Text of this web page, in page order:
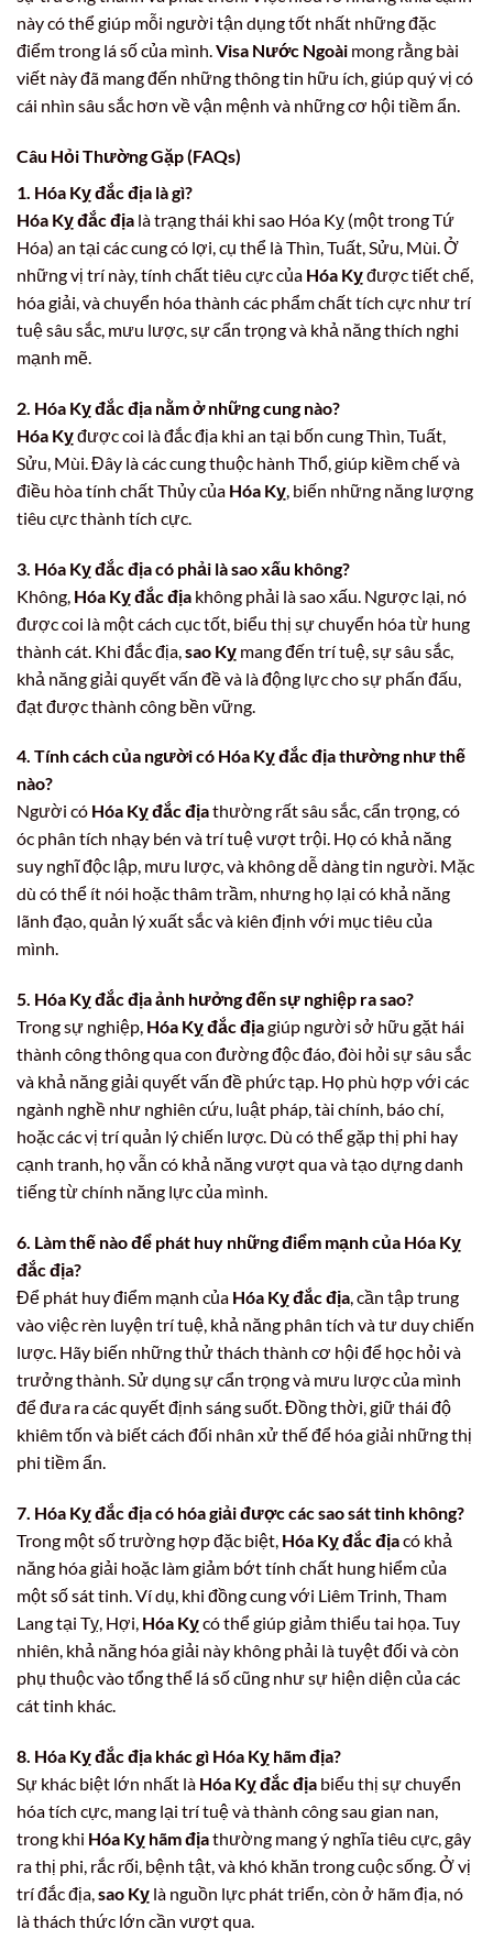
này có thể giúp mỗi người tận dụng tốt nhất những đặc
điểm trong lá số của mình.Visa Nước Ngoài mong rằng bài
viết này đã mang đến những thông tin hữu ích, giúp quý vị có
cái nhìn sâu sắc hơn về vận mệnh và những cơ hội tiềm ẩn.
Câu Hỏi Thường Gặp (FAQs)
1. Hóa Kỵ đắc địa là gì?
Hóa Kỵ đắc địa là trạng thái khi sao Hóa Kỵ (một trong Tứ
Hóa) an tại các cung có lợi, cụ thể là Thìn, Tuất, Sửu, Mùi. Ở
những vị trí này, tính chất tiêu cực của Hóa Kỵđược tiết chế,
hóa giải, và chuyển hóa thành các phẩm chất tích cực như trí
tuệ sâu sắc, mưu lược, sự cẩn trọng và khả năng thích nghi
mạnh mẽ.
2. Hóa Kỵ đắc địa nằm ở những cung nào?
Hóa Kỵđược coi là đắc địa khi an tại bốn cung Thìn, Tuất,
Sửu, Mùi. Đây là các cung thuộc hành Thổ, giúp kiềm chế và
điều hòa tính chất Thủy của Hóa Kỵ, biến những năng lượng
tiêu cực thành tích cực.
3. Hóa Kỵ đắc địa có phải là sao xấu không?
Không, Hóa Kỵ đắc địa không phải là sao xấu. Ngược lại, nó
được coi là một cách cục tốt, biểu thị sự chuyển hóa từ hung
thành cát. Khi đắc địa, sao Kỵ mang đến trí tuệ, sự sâu sắc,
khả năng giải quyết vấn đề và là động lực cho sự phấn đấu,
đạt được thành công bền vững.
4. Tính cách của người có Hóa Kỵ đắc địa thường như thế
nào?
Người có Hóa Kỵ đắc địathường rất sâu sắc, cẩn trọng, có
óc phân tích nhạy bén và trí tuệ vượt trội. Họ có khả năng
suy nghĩ độc lập, mưu lược, và không dễ dàng tin người. Mặc
dù có thể ít nói hoặc thâm trầm, nhưng họ lại có khả năng
lãnh đạo, quản lý xuất sắc và kiên định với mục tiêu của
mình.
5. Hóa Kỵ đắc địa ảnh hưởng đến sự nghiệp ra sao?
Trong sự nghiệp, Hóa Kỵ đắc địagiúp người sở hữu gặt hái
thành công thông qua con đường độc đáo, đòi hỏi sự sâu sắc
và khả năng giải quyết vấn đề phức tạp. Họ phù hợp với các
ngành nghề như nghiên cứu, luật pháp, tài chính, báo chí,
hoặc các vị trí quản lý chiến lược. Dù có thể gặp thị phi hay
cạnh tranh, họ vẫn có khả năng vượt qua và tạo dựng danh
tiếng từ chính năng lực của mình.
6. Làm thế nào để phát huy những điểm mạnh của Hóa Kỵ
đắc địa?
Để phát huy điểm mạnh của Hóa Kỵ đắc địa, cần tập trung
vào việc rèn luyện trí tuệ, khả năng phân tích và tư duy chiến
lược. Hãy biến những thử thách thành cơ hội để học hỏi và
trưởng thành. Sử dụng sự cẩn trọng và mưu lược của mình
để đưa ra các quyết định sáng suốt. Đồng thời, giữ thái độ
khiêm tốn và biết cách đối nhân xử thế để hóa giải những thị
phi tiềm ẩn.
7. Hóa Kỵ đắc địa có hóa giải được các sao sát tinh không?
Trong một số trường hợp đặc biệt, Hóa Kỵ đắc địacó khả
năng hóa giải hoặc làm giảm bớt tính chất hung hiểm của
một số sát tinh. Ví dụ, khi đồng cung với Liêm Trinh, Tham
Lang tại Tỵ, Hợi, Hóa Kỵcó thể giúp giảm thiểu tai họa. Tuy
nhiên, khả năng hóa giải này không phải là tuyệt đối và còn
phụ thuộc vào tổng thể lá số cũng như sự hiện diện của các
cát tinh khác.
8. Hóa Kỵ đắc địa khác gì Hóa Kỵ hãm địa?
Sự khác biệt lớn nhất là Hóa Kỵ đắc địa biểu thị sự chuyển
hóa tích cực, mang lại trí tuệ và thành công sau gian nan,
trong khi Hóa Kỵ hãm địathường mang ý nghĩa tiêu cực, gây
ra thị phi, rắc rối, bệnh tật, và khó khăn trong cuộc sống. Ở vị
trí đắc địa, sao Kỵ là nguồn lực phát triển, còn ở hãm địa, nó
là thách thức lớn cần vượt qua.